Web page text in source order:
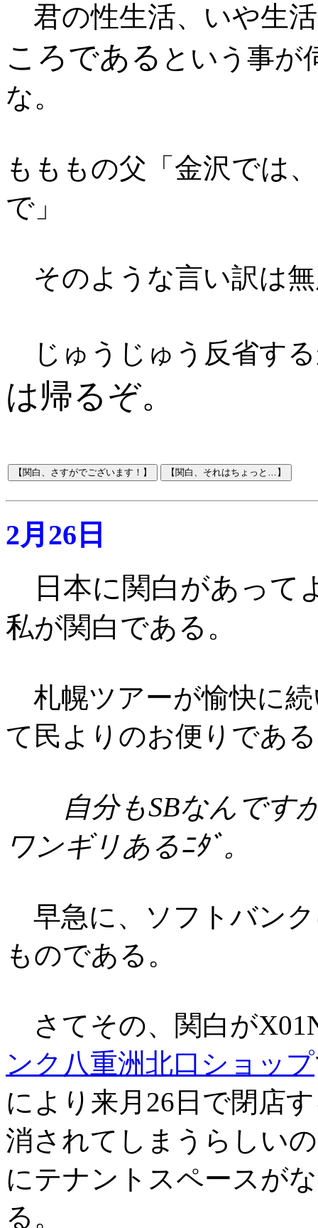
君の性生活、いや生
ころである という事が
な。
もももの父「 金沢では
で 」
そのような言い訳は
じゅうじゅう反省す
は帰るぞ。
2月26日
日本に関白があって
私が関白である。
札幌ツアーが愉快に
て民よりのお便りであ
自分もSBなんですが
ワンギリあるﾆﾀﾞ。
早急に、ソフトバン
ものである。
さてその、関白が
ンク八重洲北口ショップ
により来月26日で閉店
消されてしまうらしい
にテナントスペースが
る。